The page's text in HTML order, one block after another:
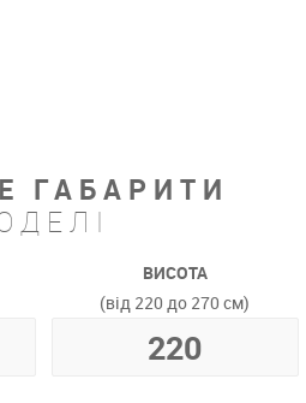
ГАБАРИТИ
ВИСОТА
(від 220 до 270 см)